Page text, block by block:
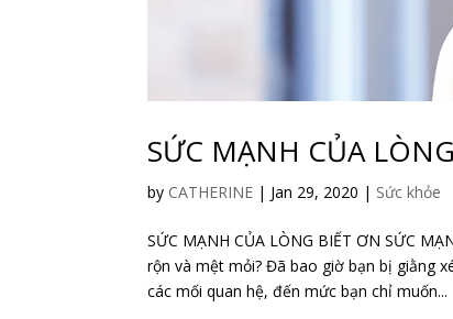
SỨC MẠNH CỦA
by CATHERINE | Jan 29, 2020 | Sức khỏe
SỨC MẠNH CỦA LÒNG BIẾT ƠN SỨC
rộn và mệt mỏi? Đã bao giờ bạn bị giằng
các mối quan hệ, đến mức bạn chỉ muốn...